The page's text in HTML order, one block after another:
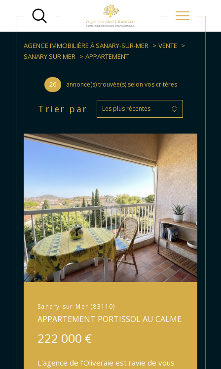
AGENCE IMMOBILIÈRE À SANARY-SUR-MER
VENTE
SANARY SUR MER
APPARTEMENT
26 annonce(s) trouvée(s) selon vos critères
Trier par Les plus récentes
Sanary-sur-Mer (83110)
APPARTEMENT PORTISSOL AU CALME
222 000 €
L'agence de l'Oliveraie est ravie de vous